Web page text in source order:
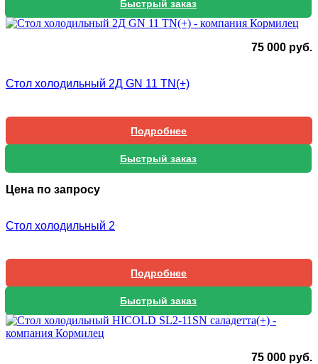
Быстрый заказ
75 000 руб.
Стол холодильный 2Д GN 11 TN(+)
Подробнее
Быстрый заказ
Цена по запросу
Стол холодильный 2
Подробнее
Быстрый заказ
75 000 руб.